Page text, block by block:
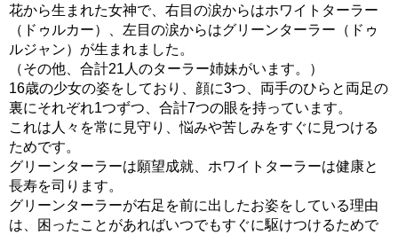
花から生まれた女神で、右目の涙からはホワイトターラー
（ドゥルカー）、左目の涙からはグリーンターラー（ドゥ
ルジャン）が生まれました。
（その他、合計21人のターラー姉妹がいます。）
16歳の少女の姿をしており、顔に3つ、両手のひらと両足の
裏にそれぞれ1つずつ、合計7つの眼を持っています。
これは人々を常に見守り、悩みや苦しみをすぐに見つける
ためです。
グリーンターラーは願望成就、ホワイトターラーは健康と
長寿を司ります。
グリーンターラーが右足を前に出したお姿をしている理由
は、困ったことがあればいつでもすぐに駆けつけるためで